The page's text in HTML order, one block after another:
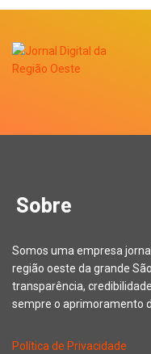
Sobre
Somos uma empresa
região oeste da grande
transparência,
sempre o aprimoramento
Política de Privacidade